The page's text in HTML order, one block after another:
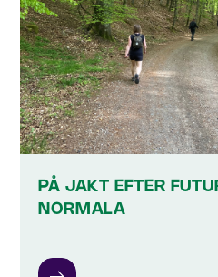
PÅ JAKT EFTER
NORMALA